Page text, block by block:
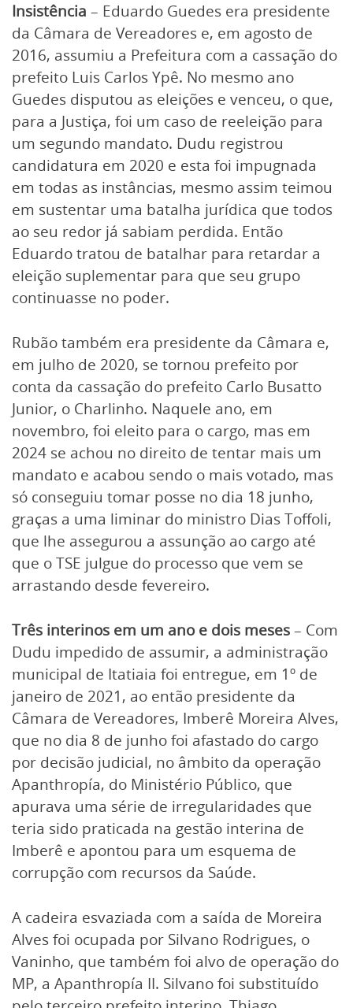
Insistência – Eduardo Guedes era presidente
da Câmara de Vereadores e, em agosto de
2016, assumiu a Prefeitura com a cassação do
prefeito Luis Carlos Ypê. No mesmo ano
Guedes disputou as eleições e venceu, o que,
para a Justiça, foi um caso de reeleição para
um segundo mandato. Dudu registrou
candidatura em 2020 e esta foi impugnada
em todas as instâncias, mesmo assim teimou
em sustentar uma batalha jurídica que todos
ao seu redor já sabiam perdida. Então
Eduardo tratou de batalhar para retardar a
eleição suplementar para que seu grupo
continuasse no poder.
Rubão também era presidente da Câmara e,
em julho de 2020, se tornou prefeito por
conta da cassação do prefeito Carlo Busatto
Junior, o Charlinho. Naquele ano, em
novembro, foi eleito para o cargo, mas em
2024 se achou no direito de tentar mais um
mandato e acabou sendo o mais votado, mas
só conseguiu tomar posse no dia 18 junho,
graças a uma liminar do ministro Dias Toffoli,
que lhe assegurou a assunção ao cargo até
que o TSE julgue do processo que vem se
arrastando desde fevereiro.
Três interinos em um ano e dois meses– Com
Dudu impedido de assumir, a administração
municipal de Itatiaia foi entregue, em 1º de
janeiro de 2021, ao então presidente da
Câmara de Vereadores, Imberê Moreira Alves,
que no dia 8 de junho foi afastado do cargo
por decisão judicial, no âmbito da operação
Apanthropía, do Ministério Público, que
apurava uma série de irregularidades que
teria sido praticada na gestão interina de
Imberê e apontou para um esquema de
corrupção com recursos da Saúde.
A cadeira esvaziada com a saída de Moreira
Alves foi ocupada por Silvano Rodrigues, o
Vaninho, que também foi alvo de operação do
MP, a Apanthropía II. Silvano foi substituído